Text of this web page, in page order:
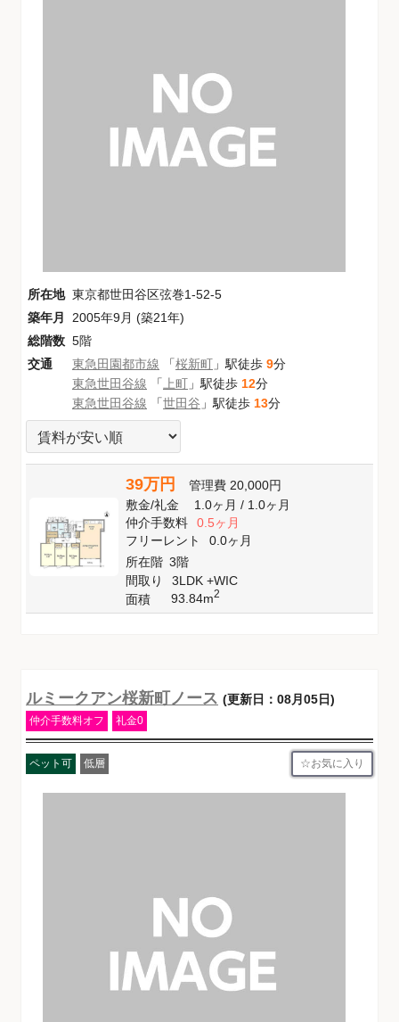
所在地 東京都世田谷区弦巻1-52-5
築年月
2005年9月 (築21年)
総階数 5階
交通
東急田園都市線 「桜新町 」駅徒歩 9分
東急世田谷線 「 上町 」駅徒歩 12分
東急世田谷線 「世田谷 」駅徒歩 13分
39万円 管理費 20,000円
敷金/礼金 1.0ヶ月/ 1.0ヶ月
仲介手数料
0.5ヶ月
フリーレント
0.0ヶ月
所在階 3階
間取り
3LDK +WIC
面積
93.84m2
ルミークアン桜新町ノース (更新日：08月05日)
仲介手数料オフ 礼金0
ペット可 低層 お気に入り